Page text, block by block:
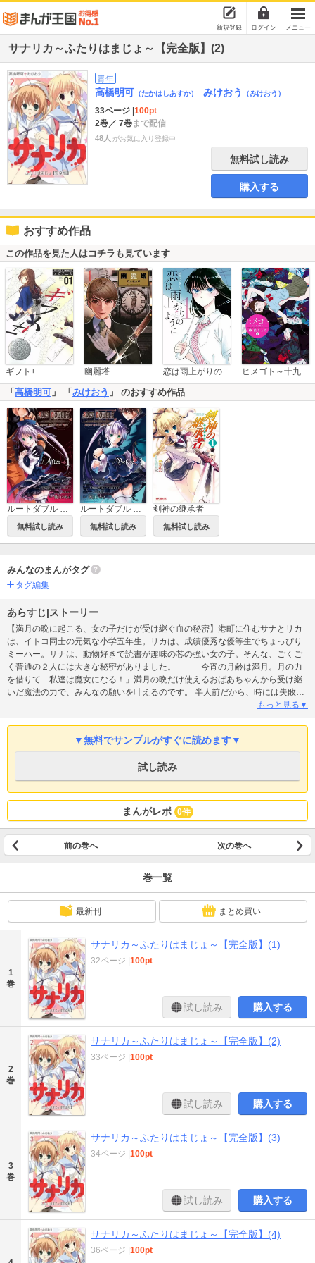
新規登録 ログイン メニュー
サナリカ～ふたりはまじょ～【完全版】(2)
青年
高橋明可 （たかはしあすか） みけおう （みけおう）
33ページ 100pt
2巻／ 7巻まで配信
48人 がお気に入り登録中
無料試し読み
購入する
おすすめ作品
この作品を見た人はコチラも見ています
ギフト± 幽麗塔 恋は雨上がりのように ヒメゴト～十九歳の制服～
「 高橋明可 」 「 みけおう 」 のおすすめ作品
ルートダブル Before Crime * After Days √After
無料試し読み
ルートダブル Before Crime * After Days √Before
無料試し読み
剣神の継承者
無料試し読み
みんなのまんがタグ
タグ編集
あらすじ|ストーリー
【満月の晩に起こる、女の子だけが受け継ぐ血の秘密】港町に住むサナとリカ
は、イトコ同士の元気な小学五年生。リカは、成績優秀な優等生でちょっぴり
ミーハー。サナは、動物好きで読書が趣味の芯の強い女の子。そんな、ごくご
く普通の２人には大きな秘密がありました。「――今宵の月齢は満月。月の力
を借りて…私達は魔女になる！」満月の晩だけ使えるおばあちゃんから受け継
いだ魔法の力で、みんなの願いを叶えるのです。 半人前だから、時には失敗し
たり間違ったり。でもサナとリカの家族や友だちも巻き込んで大活躍！ちびっ
もっと見る▼
▼無料でサンプルがすぐに読めます▼
試し読み
まんがレポ 0件
前の巻へ 次の巻へ
巻一覧
最新刊 まとめ買い
1
巻
サナリカ～ふたりはまじょ～【完全版】(1)
32ページ 100pt
試し読み 購入する
2
巻
サナリカ～ふたりはまじょ～【完全版】(2)
33ページ 100pt
試し読み 購入する
3
巻
サナリカ～ふたりはまじょ～【完全版】(3)
34ページ 100pt
試し読み 購入する
サナリカ～ふたりはまじょ～【完全版】(4)
36ページ 100pt